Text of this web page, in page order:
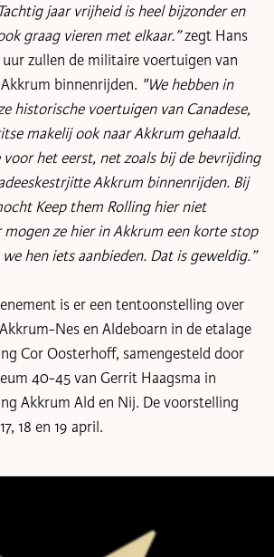
jaar vrijheid is heel bijzonder en
graag vieren met elkaar.”zegt Hans
zullen de militaire voertuigen van
binnenrijden. "We hebben in
historische voertuigen van Canadese,
makelij ook naar Akkrum gehaald.
het eerst, net zoals bij de bevrijding
Akkrum binnenrijden. Bij
Keep them Rolling hier niet
mogen ze hier in Akkrum een korte stop
hen iets aanbieden. Dat is geweldig.”
is er een tentoonstelling over
Nes en Aldeboarn in de etalage
Cor Oosterhoff, samengesteld door
40-45 van Gerrit Haagsma in
Akkrum Ald en Nij. De voorstelling
18 en 19 april.